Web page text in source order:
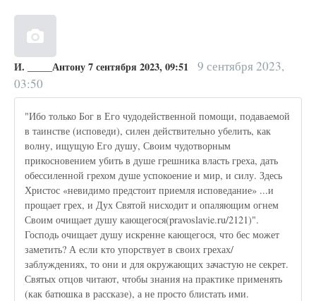
И. _____Антону 7 сентября 2023, 09:51
9 сентября 2023,
03:50
"Ибо только Бог в Его чудодейственной помощи, подаваемой
в таинстве (исповеди), силен действительно убелить, как
волну, ищущую Его душу, Своим чудотворным
прикосновением убить в душе грешника власть греха, дать
обессиленной грехом душе успокоение и мир, и силу. Здесь
Христос «невидимо предстоит приемля исповедание» ...и
прощает грех, и Дух Святой нисходит и опаляющим огнем
Своим очищает душу кающегося(pravoslavie.ru/2121)".
Господь очищает душу искренне кающегося, что бес может
заметить? А если кто упорствует в своих грехах/
заблуждениях, то они и для окружающих зачастую не секрет.
Святых отцов читают, чтобы знания на практике применять
(как батюшка в рассказе), а не просто блистать ими.